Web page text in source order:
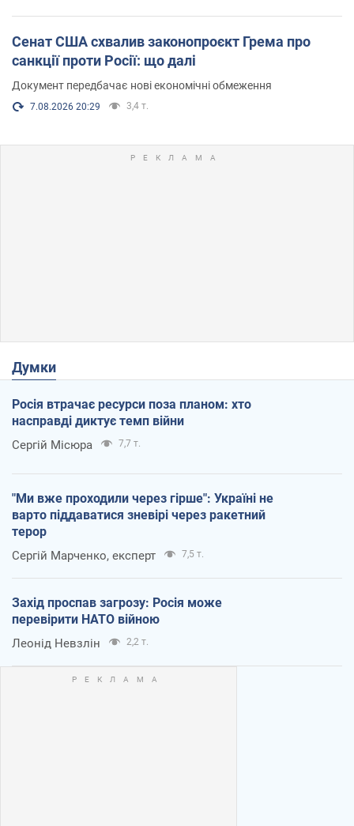
Сенат США схвалив законопроєкт Грема про
санкції проти Росії: що далі
Документ передбачає нові економічні обмеження
7.08.2026 20:29 3,4 т.
Думки
Росія втрачає ресурси поза планом: хто
насправді диктує темп війни
Сергій Місюра 7,7 т.
"Ми вже проходили через гірше": Україні не
варто піддаватися зневірі через ракетний
терор
Сергій Марченко, експерт 7,5 т.
Захід проспав загрозу: Росія може
перевірити НАТО війною
Леонід Невзлін 2,2 т.